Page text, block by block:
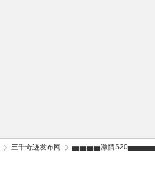
三千奇迹发布网 ▅▅▅▅激情